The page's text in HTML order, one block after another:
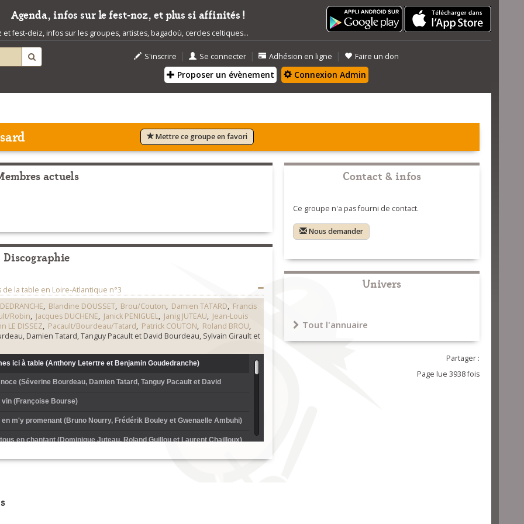
Agenda, infos sur le fest-noz, et plus si affinités !
fest-deiz, infos sur les groupes, artistes, bagadoù, cercles celtiques...
S'inscrire | Se connecter | Adhésion en ligne | Faire un don
Proposer un évènement Connexion Admin
Mettre ce groupe en favori
actuels
Discographie
de la table en Loire-Atlantique n°3
, Blandine DOUSSET, Brou/Couton, Damien TATARD, Francis
Robin, Jacques DUCHENE, Janick PENIGUEL, Janig JUTEAU, Jean-Louis
LE DISSEZ, Pacault/Bourdeau/Tatard, Patrick COUTON, Roland BROU,
Damien Tatard, Tanguy Pacault et David Bourdeau, Sylvain Girault et
ici à table (Anthony Letertre et Benjamin Goudedranche)
(Séverine Bourdeau, Damien Tatard, Tanguy Pacault et David
vin (Françoise Bourse)
m'y promenant (Bruno Nourry, Frédérik Bouley et Gwenaelle Ambuhi)
en chantant (Dominique Juteau, Roland Guillou et Laurent Chailloux)
camarade (Jacques Duchêne)
tu au logis ? (Oona Hudin et Alan Vallée)
Contact & infos
Ce groupe n'a pas fourni de contact.
Nous demander
Univers
Tout l'annuaire
Partager :
Page lue 3938 fois